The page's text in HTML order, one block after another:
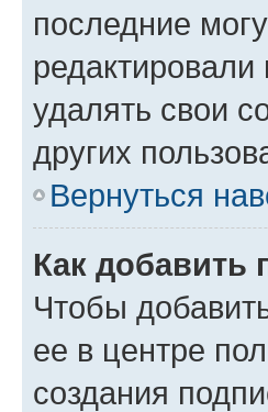
последние
удалять свои
других
Вернуться
Как
Чтобы
ее в центре
создания